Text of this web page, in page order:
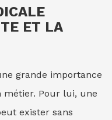
ET LA
grande importance
métier. Pour lui, une
exister sans